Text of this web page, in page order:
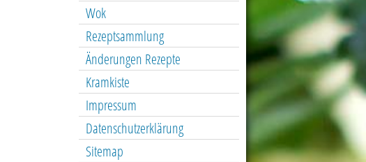
Wok
Rezeptsammlung
Änderungen Rezepte
Kramkiste
Impressum
Datenschutzerklärung
Sitemap